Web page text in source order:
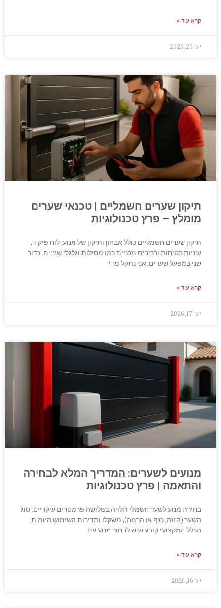
קרא עוד »
יוני 29, 2026
תיקון שערים חשמליים | טכנאי שערים
מומלץ – פרץ טכנולוגיות
תיקון שערים חשמליים כולל אבחון ותיקון של מנוע, לוח פיקוד,
עיניות בטיחות ורכיבים מכניים כמו מסילות וגלגלי שיניים. כדור
שני במפעל שערים, אני נתקל מדי
קרא עוד »
יוני 17, 2026
מנועים לשערים: המדריך המלא לבחירה
והתאמה | פרץ טכנולוגיות
בחירת מנוע לשער חשמלי תלויה בשלושה פרמטרים עיקריים: סוג
השער (הזזה, כנף או הרמה), משקלו ותדירות השימוש היומית.
הכלל המקצועי קובע שיש לבחור מנוע עם
קרא עוד »
יוני 16, 2026